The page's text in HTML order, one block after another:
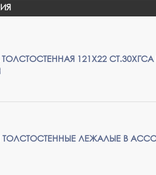
ТОЛСТОСТЕННАЯ 121Х22 СТ.30ХГСА
ТОЛСТОСТЕННЫЕ ЛЕЖАЛЫЕ В